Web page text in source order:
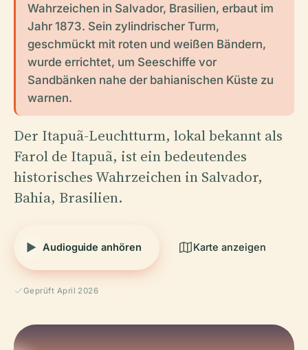
Wahrzeichen in Salvador, Brasilien, erbaut im
Jahr 1873. Sein zylindrischer Turm,
geschmückt mit roten und weißen Bändern,
wurde errichtet, um Seeschiffe vor
Sandbänken nahe der bahianischen Küste zu
warnen.
Der Itapuã-Leuchtturm, lokal bekannt als
Farol de Itapuã, ist ein bedeutendes
historisches Wahrzeichen in Salvador,
Bahia, Brasilien.
Audioguide anhören Karte anzeigen
Geprüft April 2026